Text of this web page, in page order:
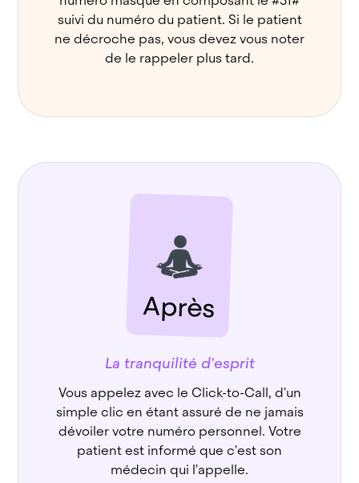
suivi du numéro du patient. Si le patient
ne décroche pas, vous devez vous noter
de le rappeler plus tard.
Après
La tranquilité d'esprit
Vous appelez avec le Click-to-Call, d'un
simple clic en étant assuré de ne jamais
dévoiler votre numéro personnel. Votre
patient est informé que c'est son
médecin qui l'appelle.